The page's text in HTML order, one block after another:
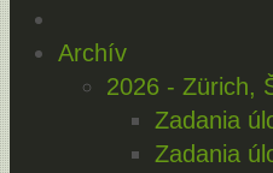
Archív
2026 - Zürich,
Zadania
Zadania